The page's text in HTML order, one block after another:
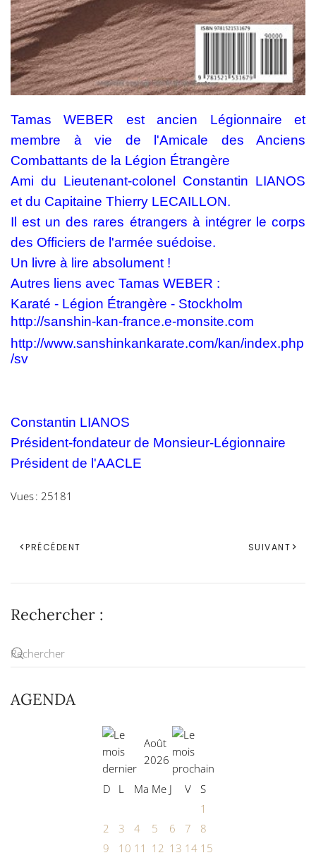
Tamas WEBER est ancien Légionnaire et
membre à vie de l'Amicale des Anciens
Combattants de la Légion Étrangère
Ami du Lieutenant-colonel Constantin LIANOS
et du Capitaine Thierry LECAILLON.
Il est un des rares étrangers à intégrer le corps
des Officiers de l'armée suédoise.
Un livre à lire absolument !
Autres liens avec Tamas WEBER :
Karaté - Légion Étrangère - Stockholm
http://sanshin-kan-france.e-monsite.com
http://www.sanshinkankarate.com/kan/index.php
/sv
Constantin LIANOS
Président-fondateur de Monsieur-Légionnaire
Président de l'AACLE
Vues : 25181
PRÉCÉDENT SUIVANT
Rechercher :
AGENDA
Août
2026
D L Ma Me J V
S
1
2
3 4 5 6 7
8
9
10 11 12 13 14 15